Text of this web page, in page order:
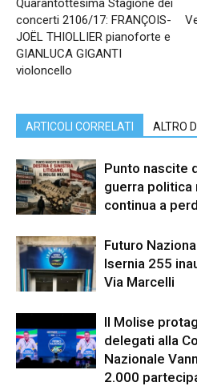
Quarantottesima Stagione dei
concerti 2106/17: FRANÇOIS-
JOËL THIOLLIER pianoforte e
GIANLUCA GIGANTI
violoncello
ARTICOLI CORRELATI ALTRO
Punto nascite
guerra
continua a
Futuro
Isernia 255
Via Marcelli
Il Molise
delegati alla
Nazionale
2.000